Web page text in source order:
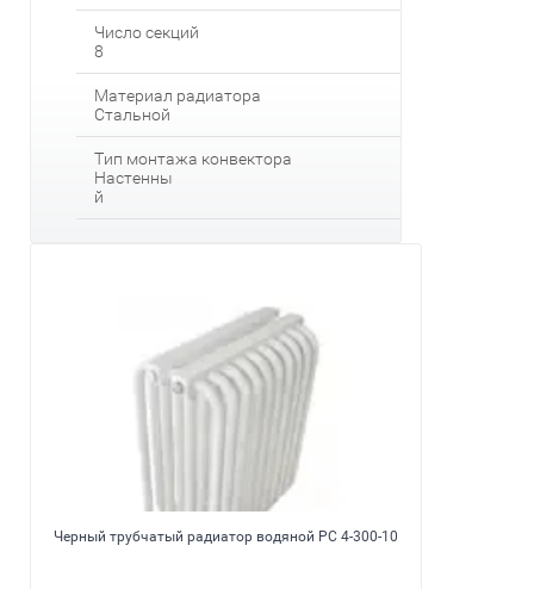
Число секций
8
Материал радиатора
Стальной
Тип монтажа конвектора
Настенны
й
Черный трубчатый радиатор водяной РС 4-300-10